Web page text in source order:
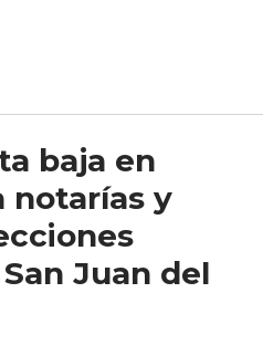
baja en
notarías y
Juan del